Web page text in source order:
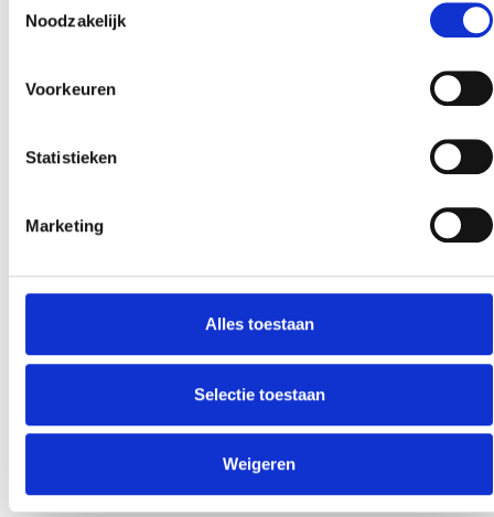
Noodzakelijk
Voorkeuren
Statistieken
Marketing
Alles toestaan
Selectie toestaan
Weigeren